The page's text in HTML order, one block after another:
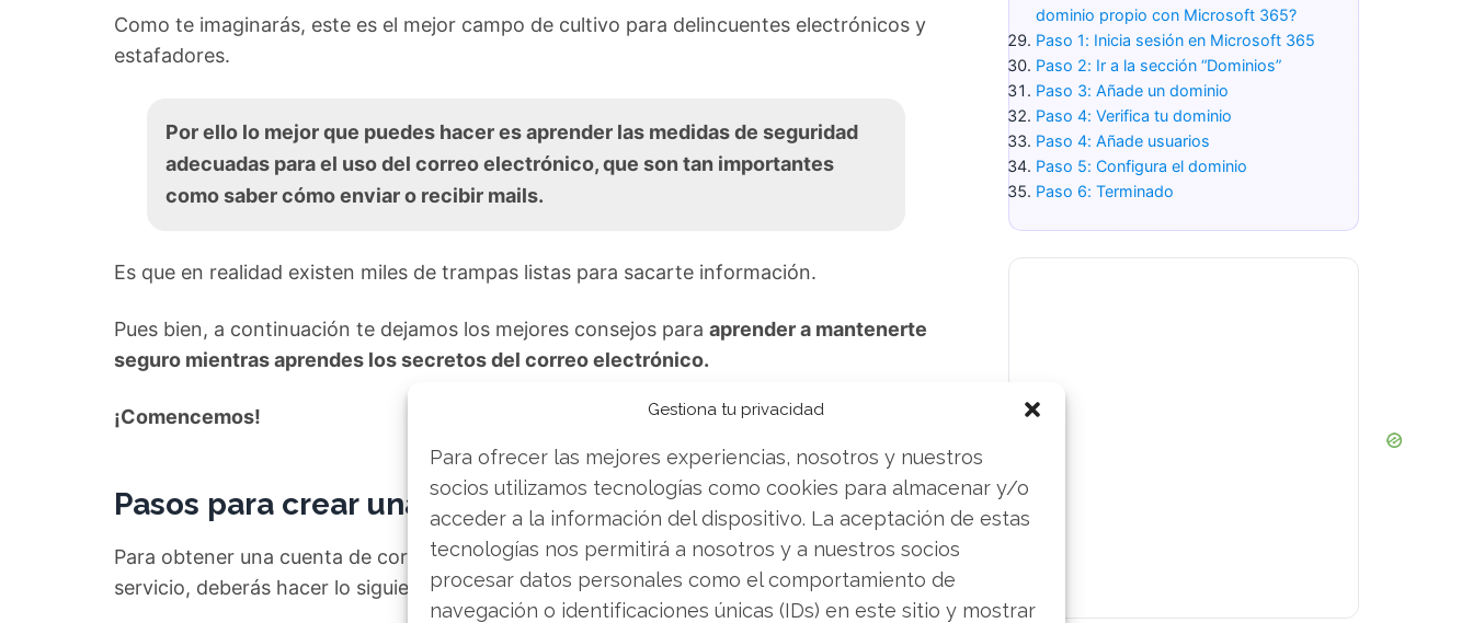
Gestiona tu privacidad
Para ofrecer las mejores experiencias, nosotros y nuestros
socios utilizamos tecnologías como cookies para almacenar y/o
acceder a la información del dispositivo. La aceptación de estas
tecnologías nos permitirá a nosotros y a nuestros socios
procesar datos personales como el comportamiento de
navegación o identificaciones únicas (IDs) en este sitio y mostrar
Como te imaginarás, este es el mejor campo de cultivo para delincuentes electrónicos y
estafadores.
Por ello lo mejor que puedes hacer es aprender las medidas de seguridad
adecuadas para el uso del correo electrónico, que son tan importantes
como saber cómo enviar o recibir mails.
Es que en realidad existen miles de trampas listas para sacarte información.
Pues bien, a continuación te dejamos los mejores consejos para aprender a mantenerte
seguro mientras aprendes los secretos del correo electrónico.
¡Comencemos!
Pasos para crear una cuenta de correo electrónico
Para obtener una cuenta de correo electrónico en cualquier empresa que brinde el
servicio, deberás hacer lo siguiente al registrarte:
dominio propio con Microsoft 365?
Paso 1: Inicia sesión en Microsoft 365
Paso 2: Ir a la sección “Dominios”
Paso 3: Añade un dominio
Paso 4: Verifica tu dominio
Paso 4: Añade usuarios
Paso 5: Configura el dominio
Paso 6: Terminado